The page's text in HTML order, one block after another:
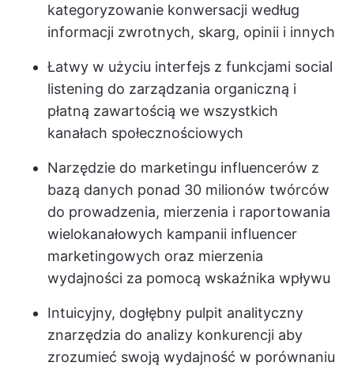
kategoryzowanie konwersacji według
informacji zwrotnych, skarg, opinii i innych
Łatwy w użyciu interfejs z funkcjami social
listening do zarządzania organiczną i
płatną zawartością we wszystkich
kanałach społecznościowych
Narzędzie do marketingu influencerów z
bazą danych ponad 30 milionów twórców
do prowadzenia, mierzenia i raportowania
wielokanałowych kampanii influencer
marketingowych oraz mierzenia
wydajności za pomocą wskaźnika wpływu
Intuicyjny, dogłębny pulpit analityczny
znarzędzia do analizy konkurencji aby
zrozumieć swoją wydajność w porównaniu